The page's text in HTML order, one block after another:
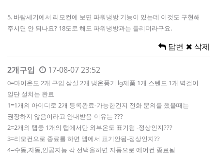
5. 바람세기에서 리모컨에 보면 파워냉방 기능이 있는데 이것도 구현해
주시면 안 되나요? 18도로 해도 파워냉방과는 틀리더라구요.
답변 삭제
2개구입 17-08-07 23:52
0=마이온도 2개 구입 삼실 2개 냉온풍기 lg제품 1개 스텐드 1개 벽걸이
일단 설치는 완료
1=1개의 아이디로 2개 등록완료-가능한건지 전화 문의를 했을때는
권장하지 않음이라고 안내받음-이유는 ???
2=2개의 탭중 1개의 탭에서만 외부온도 표기됌 -정상인지???
3=리모컨으로 종료를 하면 앱에서 표기안됨-정상인지??
4=수동,자동,인공지능 각 선택을하면 자동으로 에어컨 종료됨